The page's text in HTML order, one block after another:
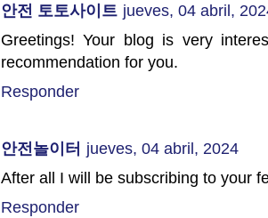
안전 토토사이트 jueves, 04 abril,
Greetings! Your blog is very
recommendation for you.
Responder
안전놀이터 jueves, 04 abril, 2024
After all I will be subscribing to your
Responder